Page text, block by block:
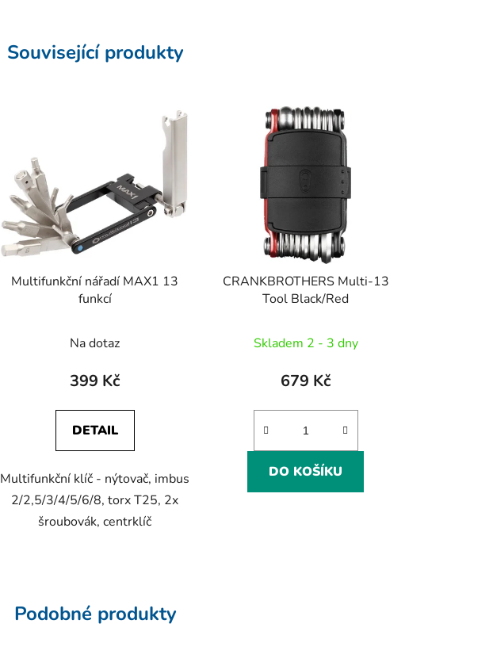
Související produkty
Multifunkční nářadí MAX1 13
funkcí
Na dotaz
399 Kč
DETAIL
Multifunkční klíč - nýtovač, imbus
2/2,5/3/4/5/6/8, torx T25, 2x
šroubovák, centrklíč
CRANKBROTHERS Multi-13
Tool Black/Red
Skladem 2 - 3 dny
679 Kč
DO KOŠÍKU
Podobné produkty